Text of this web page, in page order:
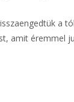
a
amit éremmel